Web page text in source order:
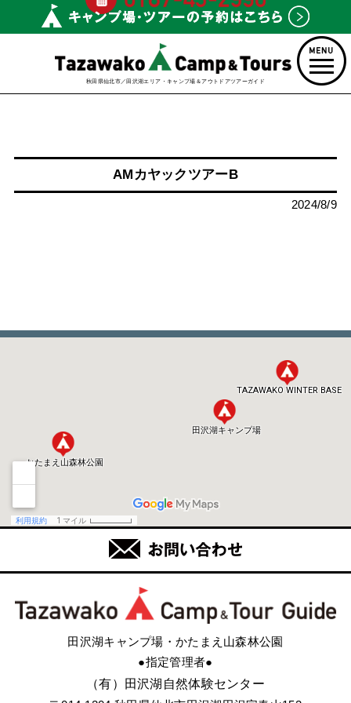
秋田県仙北市／田沢湖エリア・キャンプ場＆アウトドアツアーガイド
AMカヤックツアーB
2024/8/9
田沢湖キャンプ場・かたまえ山森林公園
●指定管理者●
（有）田沢湖自然体験センター